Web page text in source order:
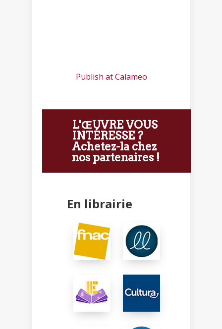
Publish at Calameo
L'ŒUVRE VOUS
INTÉRESSE ?
Achetez-la chez
nos partenaires !
En librairie